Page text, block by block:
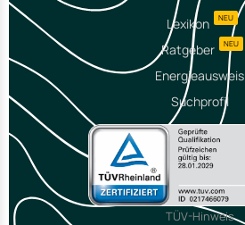
Lexikon NEU
Ratgeber NEU
Energieausweis
Suchprofil
TÜV-Hinweis